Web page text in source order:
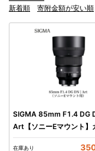
新着順
寄附金額が安い順
SIGMA 85mm F1.4 DG
Art【ソニーEマウント】
ンズ 家電
在庫あり